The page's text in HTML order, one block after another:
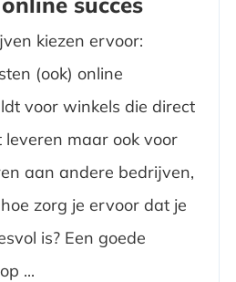
kiezen ervoor:
(ook) online
voor winkels die direct
maar ook voor
aan andere bedrijven,
zorg je ervoor dat je
is? Een goede
...